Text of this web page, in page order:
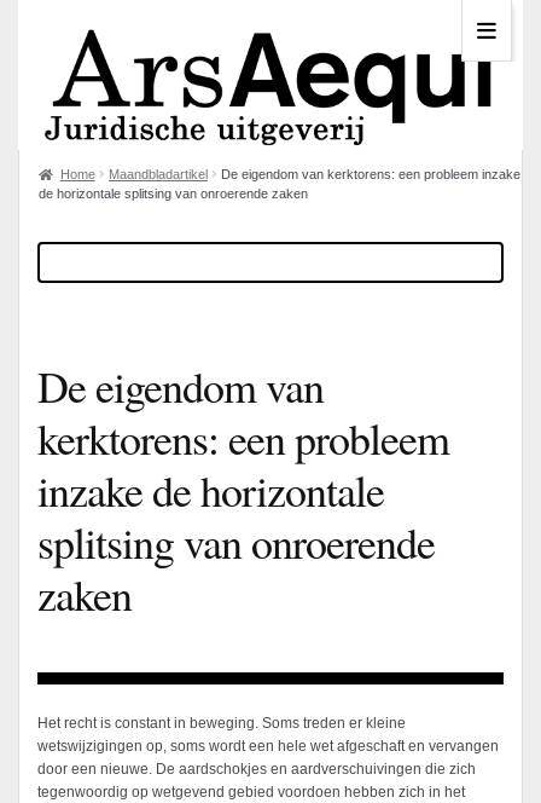
Home Maandbladartikel
De eigendom van kerktorens: een probleem inzake
de horizontale splitsing van onroerende zaken
De eigendom van
kerktorens: een probleem
inzake de horizontale
splitsing van onroerende
zaken
Het recht is constant in beweging. Soms treden er kleine
wetswijzigingen op, soms wordt een hele wet afgeschaft en vervangen
door een nieuwe. De aardschokjes en aardverschuivingen die zich
tegenwoordig op wetgevend gebied voordoen hebben zich in het